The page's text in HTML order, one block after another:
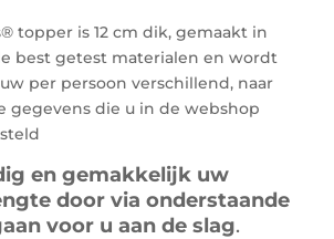
topper is 12 cm dik, gemaakt in
best getest materialen en wordt
per persoon verschillend, naar
gegevens die u in de webshop
en gemakkelijk uw
door via onderstaande
voor u aan de slag.